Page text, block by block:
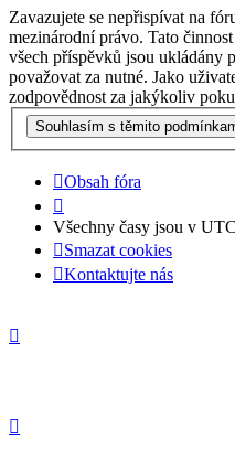
Zavazujete se nepřispívat na
mezinárodní právo. Tato
všech příspěvků jsou ukládány
považovat za nutné. Jako
zodpovědnost za jakýkoliv
Obsah fóra
Všechny časy jsou v UTC
Smazat cookies
Kontaktujte nás